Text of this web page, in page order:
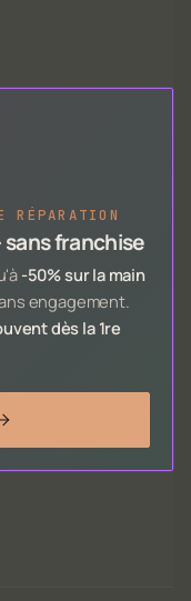
RÉPARATION
sans franchise
-50% sur la main
engagement.
dès la 1re